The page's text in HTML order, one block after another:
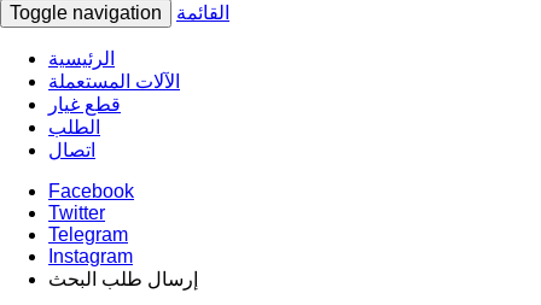
Toggle navigation القائمة
الرئيسية
الآلات المستعملة
قطع غيار
الطلب
اتصال
Facebook
Twitter
Telegram
Instagram
إرسال طلب البحث